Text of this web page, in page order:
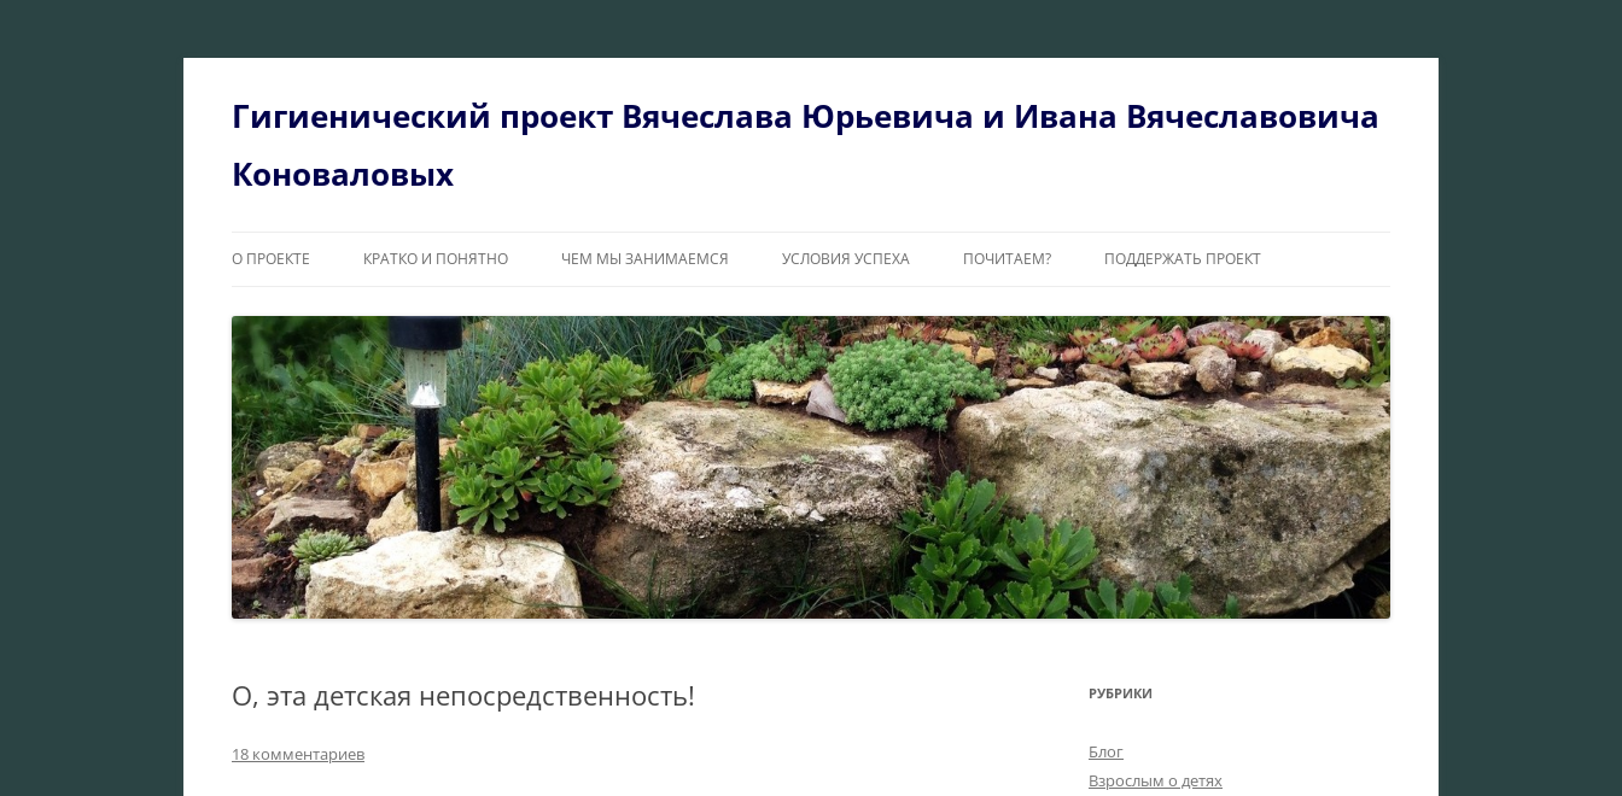
Перейти
Гигиенический проект Вячеслава Юрьевича и Ивана Вячеславовича
Коноваловых
О ПРОЕКТЕ КРАТКО И ПОНЯТНО ЧЕМ МЫ ЗАНИМАЕМСЯ УСЛОВИЯ УСПЕХА ПОЧИТАЕМ? ПОДДЕРЖАТЬ ПРОЕКТ
О, эта детская непосредственность!
18 комментариев
РУБРИКИ
Блог
Взрослым о детях